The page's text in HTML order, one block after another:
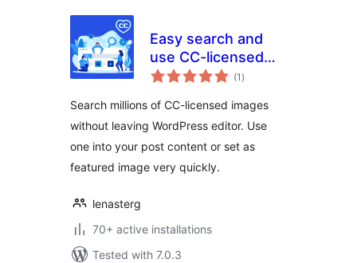
Easy search and
use CC-licensed
images
(1 total
ratings
)
Search millions of CC-licensed images
without leaving WordPress editor. Use
one into your post content or set as
featured image very quickly.
lenasterg
70+ active installations
Tested with 7.0.3